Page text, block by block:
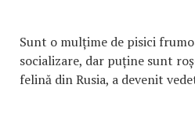
Sunt o mulțime de pisici
socializare, dar puține sunt
felină din Rusia, a devenit